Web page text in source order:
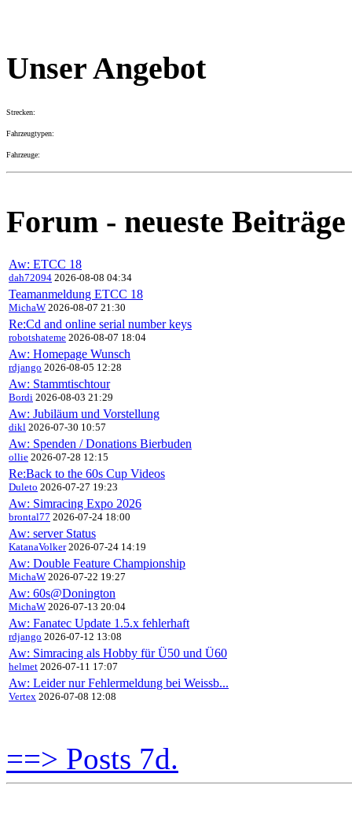
Unser Angebot
Strecken:
Fahrzeugtypen:
Fahrzeuge:
Forum - neueste Beiträge
Aw: ETCC 18
dah72094 2026-08-08 04:34
Teamanmeldung ETCC 18
MichaW 2026-08-07 21:30
Re:Cd and online serial number keys
robotshateme 2026-08-07 18:04
Aw: Homepage Wunsch
rdjango 2026-08-05 12:28
Aw: Stammtischtour
Bordi 2026-08-03 21:29
Aw: Jubiläum und Vorstellung
dikl 2026-07-30 10:57
Aw: Spenden / Donations Bierbuden
ollie 2026-07-28 12:15
Re:Back to the 60s Cup Videos
Duleto 2026-07-27 19:23
Aw: Simracing Expo 2026
brontal77 2026-07-24 18:00
Aw: server Status
KatanaVolker2026-07-24 14:19
Aw: Double Feature Championship
MichaW 2026-07-22 19:27
Aw: 60s@Donington
MichaW 2026-07-13 20:04
Aw: Fanatec Update 1.5.x fehlerhaft
rdjango 2026-07-12 13:08
Aw: Simracing als Hobby für Ü50 und Ü60
helmet 2026-07-11 17:07
Aw: Leider nur Fehlermeldung bei Weissb...
Vertex 2026-07-08 12:08
==> Posts 7d.